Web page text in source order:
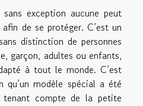
exception aucune peut
de se protéger. C’est un
distinction de personnes
garçon, adultes ou enfants,
à tout le monde. C’est
qu’un modèle spécial a été
compte de la petite